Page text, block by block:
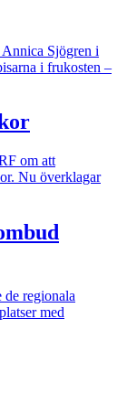
Sjögren i
i frukosten –
om att
Nu överklagar
de regionala
med